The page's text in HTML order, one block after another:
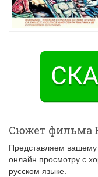
Сюжет фильма
Представляем
онлайн просмотру с
русском языке.